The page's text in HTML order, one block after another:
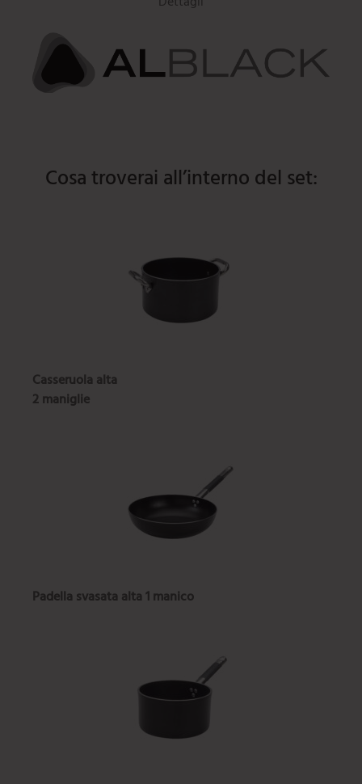
Cosa troverai all’interno del set:
Casseruola alta
2 maniglie
Padella svasata alta 1 manico